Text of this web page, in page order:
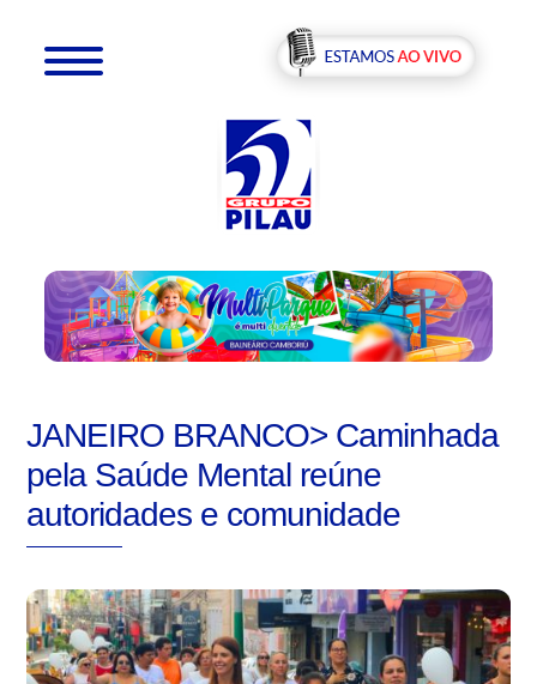
JANEIRO BRANCO> Caminhada
pela Saúde Mental reúne
autoridades e comunidade